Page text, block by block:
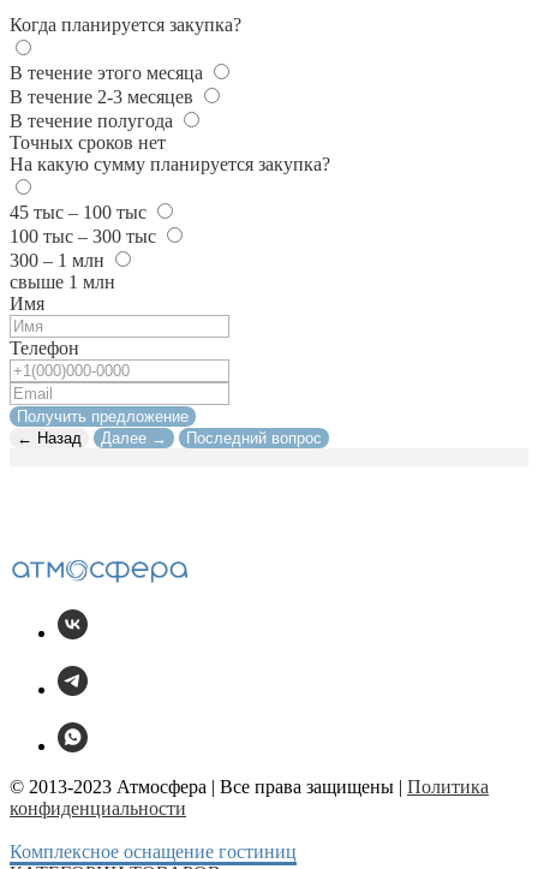
Когда планируется закупка?
В течение этого месяца
В течение 2-3 месяцев
В течение полугода
Точных сроков нет
На какую сумму планируется закупка?
45 тыс – 100 тыс
100 тыс – 300 тыс
300 – 1 млн
свыше 1 млн
Имя
Телефон
Получить предложение
← Назад
Далее → Последний вопрос
© 2013-2023 Атмосфера | Все права защищены | Политика
конфиденциальности
Комплексное оснащение гостиниц